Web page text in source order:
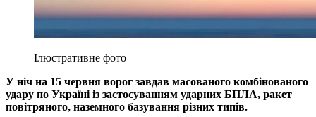
Ілюстративне фото
У ніч на 15 червня ворог завдав масованого комбінованого
удару по Україні із застосуванням ударних БПЛА, ракет
повітряного, наземного базування різних типів.